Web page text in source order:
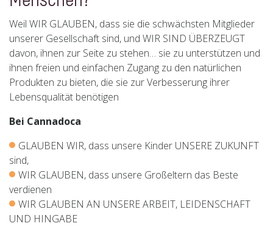
Weil WIR GLAUBEN, dass sie die schwächsten Mitglieder
unserer Gesellschaft sind, und WIR SIND ÜBERZEUGT
davon, ihnen zur Seite zu stehen… sie zu unterstützen und
ihnen freien und einfachen Zugang zu den natürlichen
Produkten zu bieten, die sie zur Verbesserung ihrer
Lebensqualität benötigen
Bei Cannadoca
GLAUBEN WIR, dass unsere Kinder UNSERE ZUKUNFT
sind,
WIR GLAUBEN, dass unsere Großeltern das Beste
verdienen
WIR GLAUBEN AN UNSERE ARBEIT, LEIDENSCHAFT
UND HINGABE